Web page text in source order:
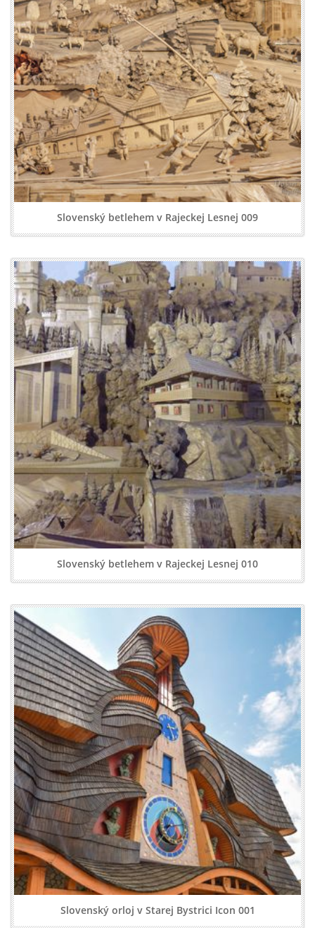
Slovenský betlehem v Rajeckej Lesnej 009
Slovenský betlehem v Rajeckej Lesnej 010
Slovenský orloj v Starej Bystrici Icon 001